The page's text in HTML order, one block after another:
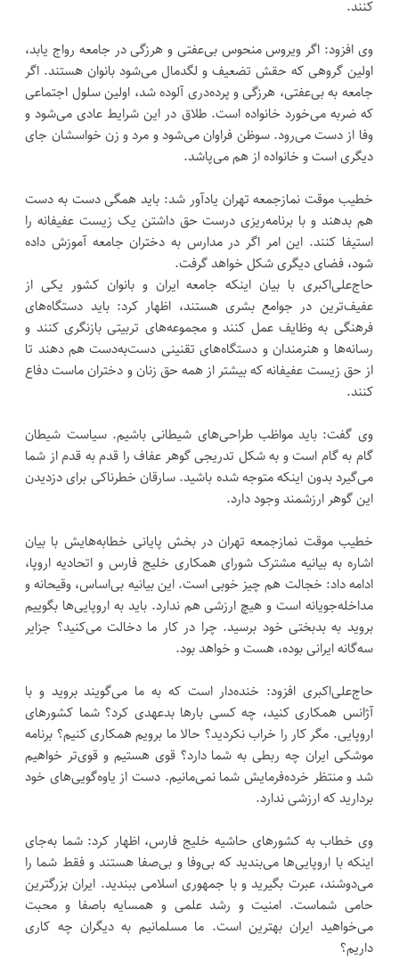
کنند.
وی افزود: اگر ویروس منحوس بی‌عفتی و هرزگی در جامعه رواج یابد،
اولین گروهی که حقش تضعیف و لگدمال می‌شود بانوان هستند. اگر
جامعه به بی‌عفتی، هرزگی و پرده‌دری آلوده شد، اولین سلول اجتماعی
که ضربه می‌خورد خانواده است. طلاق در این شرایط عادی می‌شود و
وفا از دست می‌رود. سوظن فراوان می‌شود و مرد و زن خواسشان جای
دیگری است و خانواده از هم می‌پاشد.
خطیب موقت نمازجمعه تهران یادآور شد: باید همگی دست به دست
هم بدهند و با برنامه‌ریزی درست حق داشتن یک زیست عفیفانه را
استیفا کنند. این امر اگر در مدارس به دختران جامعه آموزش داده
شود، فضای دیگری شکل خواهد گرفت.
حاج‌علی‌اکبری با بیان اینکه جامعه ایران و بانوان کشور یکی از
عفیف‌ترین در جوامع بشری هستند، اظهار کرد: باید دستگاه‌های
فرهنگی به وظایف عمل کنند و مجموعه‌های تربیتی بازنگری کنند و
رسانه‌ها و هنرمندان و دستگاه‌های تقنینی دست‌به‌دست هم دهند تا
از حق زیست عفیفانه که بیشتر از همه حق زنان و دختران ماست دفاع
کنند.
وی گفت: باید مواظب طراحی‌های شیطانی باشیم. سیاست شیطان
گام به گام است و به شکل تدریجی گوهر عفاف را قدم به قدم از شما
می‌گیرد بدون اینکه متوجه شده باشید. سارقان خطرناکی برای دزدیدن
این گوهر ارزشمند وجود دارد.
خطیب موقت نمازجمعه تهران در بخش پایانی خطابه‌هایش با بیان
اشاره به بیانیه مشترک شورای همکاری خلیج فارس و اتحادیه اروپا،
ادامه داد: خجالت هم چیز خوبی است. این بیانیه بی‌اساس، وقیحانه و
مداخله‌جویانه است و هیچ ارزشی هم ندارد. باید به اروپایی‌ها بگوییم
بروید به بدبختی خود برسید. چرا در کار ما دخالت می‌کنید؟ جزایر
سه‌گانه ایرانی بوده، هست و خواهد بود.
حاج‌علی‌اکبری افزود: خنده‌دار است که به ما می‌گویند بروید و با
آژانس همکاری کنید، چه کسی بارها بدعهدی کرد؟ شما کشورهای
اروپایی. مگر کار را خراب نکردید؟ حالا ما برویم همکاری کنیم؟ برنامه
موشکی ایران چه ربطی به شما دارد؟ قوی هستیم و قوی‌تر خواهیم
شد و منتظر خرده‌فرمایش شما نمی‌مانیم. دست از یاوه‌گویی‌های خود
بردارید که ارزشی ندارد.
وی خطاب به کشورهای حاشیه خلیج فارس، اظهار کرد: شما به‌جای
اینکه با اروپایی‌ها می‌بندید که بی‌وفا و بی‌صفا هستند و فقط شما را
می‌دوشند، عبرت بگیرید و با جمهوری اسلامی ببندید. ایران بزرگترین
حامی شماست. امنیت و رشد علمی و همسایه باصفا و محبت
می‌خواهید ایران بهترین است. ما مسلمانیم به دیگران چه کاری
داریم؟